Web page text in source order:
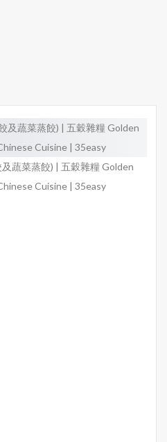
蔬菜蒸餃) | 五穀雜糧 Golden
Cuisine | 35easy